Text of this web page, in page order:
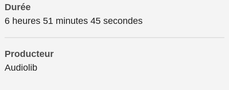
Durée
6 heures 51 minutes 45 secondes
Producteur
Audiolib